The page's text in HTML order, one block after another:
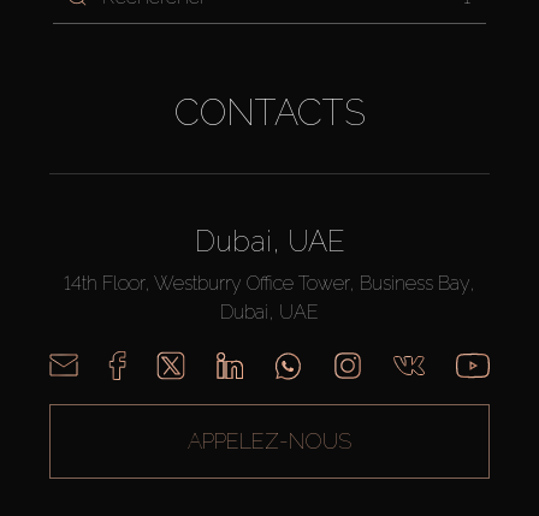
CONTACTS
Dubai, UAE
14th Floor, Westburry Office Tower, Business Bay,
Dubai, UAE
APPELEZ-NOUS